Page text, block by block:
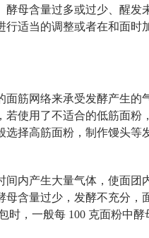
母含量过多或过少、醒
行适当的调整或者在和面时
筋网络来承受发酵产生
使用了不适合的低筋面
择高筋面粉，制作馒头等
内产生大量气体，使面
含量过少，发酵不充分
时，一般每 100 克面粉中